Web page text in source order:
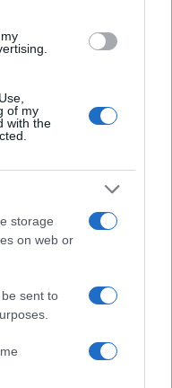
of my
with the
storage
on web or
sent to